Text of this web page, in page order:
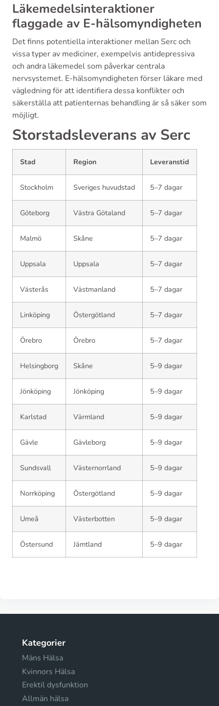
Läkemedelsinteraktioner
flaggade av E-hälsomyndigheten
Det finns potentiella interaktioner mellan Serc och
vissa typer av mediciner, exempelvis antidepressiva
och andra läkemedel som påverkar centrala
nervsystemet. E-hälsomyndigheten förser läkare med
vägledning för att identifiera dessa konflikter och
säkerställa att patienternas behandling är så säker som
möjligt.
Storstadsleverans av Serc
Stad Region Leveranstid
Stockholm Sveriges huvudstad 5–7 dagar
Göteborg Västra Götaland 5–7 dagar
Malmö Skåne 5–7 dagar
Uppsala Uppsala 5–7 dagar
Västerås Västmanland 5–7 dagar
Linköping Östergötland 5–7 dagar
Örebro Örebro 5–7 dagar
Helsingborg Skåne 5–9 dagar
Jönköping Jönköping 5–9 dagar
Karlstad Värmland 5–9 dagar
Gävle Gävleborg 5–9 dagar
Sundsvall Västernorrland 5–9 dagar
Norrköping Östergötland 5–9 dagar
Umeå Västerbotten 5–9 dagar
Östersund Jämtland 5–9 dagar
Kategorier
Mäns Hälsa
Kvinnors Hälsa
Erektil dysfunktion
Allmän hälsa